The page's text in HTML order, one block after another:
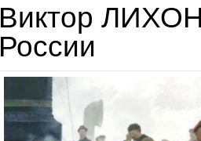
Виктор
России